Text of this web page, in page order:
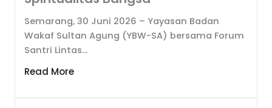
Semarang, 30 Juni 2026 – Yayasan Badan
Wakaf Sultan Agung (YBW-SA) bersama Forum
Santri Lintas...
Read More